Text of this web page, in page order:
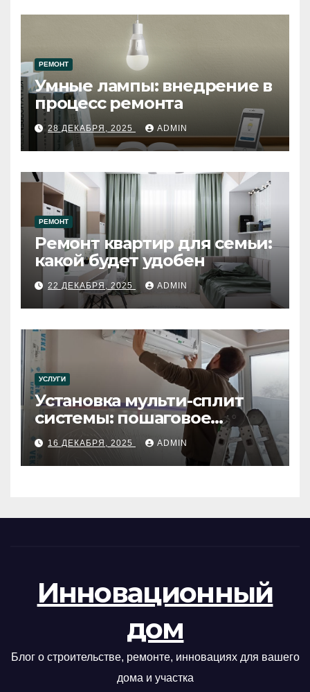
РЕМОНТ
Умные лампы: внедрение в
процесс ремонта
28 ДЕКАБРЯ, 2025 ADMIN
РЕМОНТ
Ремонт квартир для семьи:
какой будет удобен
22 ДЕКАБРЯ, 2025 ADMIN
УСЛУГИ
Установка мульти-сплит
системы: пошаговое
руководство
16 ДЕКАБРЯ, 2025 ADMIN
Инновационный
дом
Блог о строительстве, ремонте, инновациях для вашего
дома и участка